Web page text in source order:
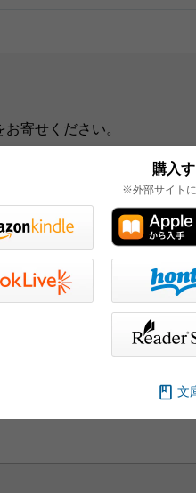
寄せください。
ト、また新聞・雑誌広告な
すのでご了承ください。
部門にお送りください。
購入
※外部サイト
文